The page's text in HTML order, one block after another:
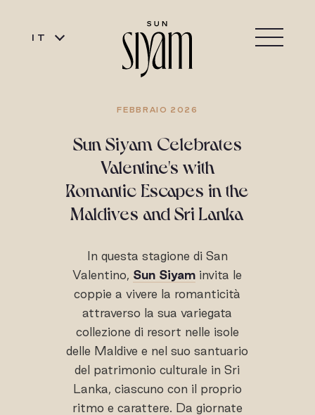
IT
FEBBRAIO 2026
Sun Siyam Celebrates
Valentine's with
Romantic Escapes in the
Maldives and Sri Lanka
In questa stagione di San
Valentino, Sun Siyam invita le
coppie a vivere la romanticità
attraverso la sua variegata
collezione di resort nelle isole
delle Maldive e nel suo santuario
del patrimonio culturale in Sri
Lanka, ciascuno con il proprio
ritmo e carattere. Da giornate